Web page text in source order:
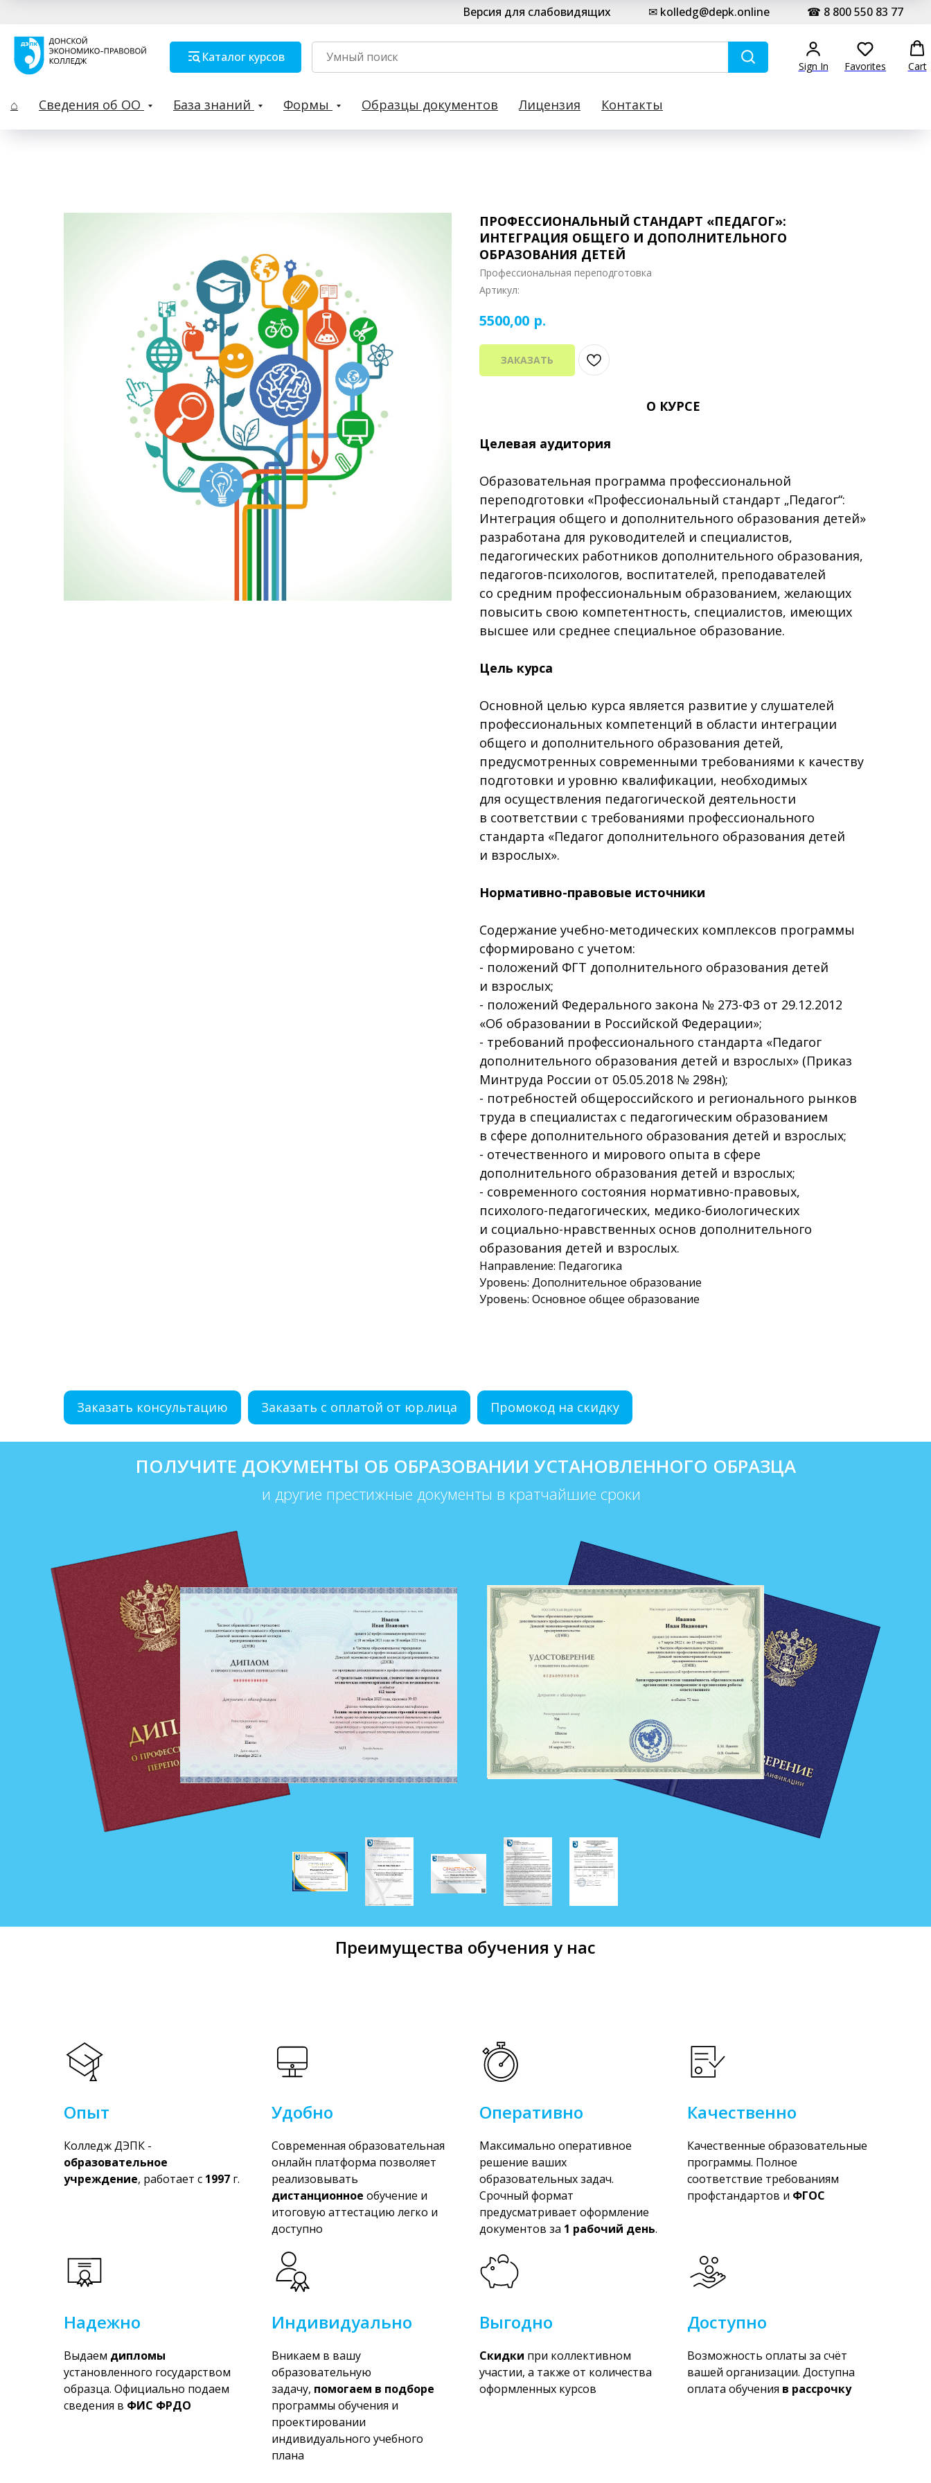
Версия для слабовидящих ✉ kolledg@depk.online ☎ 8 800 550 83 77
Каталог курсов
Sign In Favorites Cart
⌂ Сведения об ОО База знаний Формы Образцы документов Лицензия Контакты
ПРОФЕССИОНАЛЬНЫЙ СТАНДАРТ «ПЕДАГОГ»:
ИНТЕГРАЦИЯ ОБЩЕГО И ДОПОЛНИТЕЛЬНОГО
ОБРАЗОВАНИЯ ДЕТЕЙ
Профессиональная переподготовка
Артикул:
5500,00 р.
ЗАКАЗАТЬ
О КУРСЕ
Целевая аудитория
Образовательная программа профессиональной
переподготовки «Профессиональный стандарт „Педагог“:
Интеграция общего и дополнительного образования детей»
разработана для руководителей и специалистов,
педагогических работников дополнительного образования,
педагогов-психологов, воспитателей, преподавателей
со средним профессиональным образованием, желающих
повысить свою компетентность, специалистов, имеющих
высшее или среднее специальное образование.
Цель курса
Основной целью курса является развитие у слушателей
профессиональных компетенций в области интеграции
общего и дополнительного образования детей,
предусмотренных современными требованиями к качеству
подготовки и уровню квалификации, необходимых
для осуществления педагогической деятельности
в соответствии с требованиями профессионального
стандарта «Педагог дополнительного образования детей
и взрослых».
Нормативно-правовые источники
Содержание учебно-методических комплексов программы
сформировано с учетом:
- положений ФГТ дополнительного образования детей
и взрослых;
- положений Федерального закона № 273-ФЗ от 29.12.2012
«Об образовании в Российской Федерации»;
- требований профессионального стандарта «Педагог
дополнительного образования детей и взрослых» (Приказ
Минтруда России от 05.05.2018 № 298н);
- потребностей общероссийского и регионального рынков
труда в специалистах с педагогическим образованием
в сфере дополнительного образования детей и взрослых;
- отечественного и мирового опыта в сфере
дополнительного образования детей и взрослых;
- современного состояния нормативно-правовых,
психолого-педагогических, медико-биологических
и социально-нравственных основ дополнительного
образования детей и взрослых.
Направление: Педагогика
Уровень: Дополнительное образование
Уровень: Основное общее образование
Заказать консультацию Заказать с оплатой от юр.лица Промокод на скидку
и другие престижные документы в кратчайшие сроки
ПОЛУЧИТЕ ДОКУМЕНТЫ ОБ ОБРАЗОВАНИИ УСТАНОВЛЕННОГО ОБРАЗЦА
Преимущества обучения у нас
Опыт
Колледж ДЭПК -
образовательное
учреждение, работает с 1997 г.
Удобно
Современная образовательная
онлайн платформа позволяет
реализовывать
дистанционное обучение и
итоговую аттестацию легко и
доступно
Оперативно
Максимально оперативное
решение ваших
образовательных задач.
Срочный формат
предусматривает оформление
документов за 1 рабочий день.
Качественно
Качественные образовательные
программы. Полное
соответствие требованиям
профстандартов и ФГОС
Надежно
Выдаем дипломы
установленного государством
образца. Официально подаем
сведения в ФИС ФРДО
Индивидуально
Вникаем в вашу
образовательную
задачу, помогаем в подборе
программы обучения и
проектировании
индивидуального учебного
плана
Выгодно
Скидки при коллективном
участии, а также от количества
оформленных курсов
Доступно
Возможность оплаты за счёт
вашей организации. Доступна
оплата обучения в рассрочку